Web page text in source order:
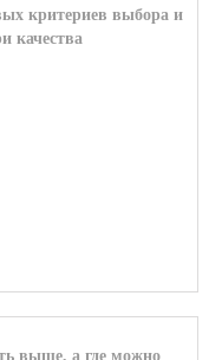
критериев выбора и
качества
выше, а где можно